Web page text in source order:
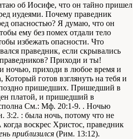
об Иосифе, что он тайно пришел
иудеями. Почему праведник
опасностью? Я думаю, что он
ему без помех отдали тело
избежать опасности. Что
праведник, если скрывались
Приходи и ты!
ночью, приходи в любое время и
Который готов взглянуть на тебя и
поздно пришедших. Пришедший в
платой, и пришедший в
См.: Мф. 20:1-9. . Ночью
3:2. : была ночь, потому что не
воскрес Христос, праведник
приблизился (Рим. 13:12).